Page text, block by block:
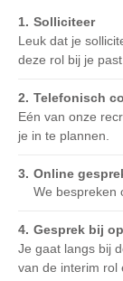
Solliciteer
Leuk dat je
deze rol bij je past.
Telefonisch
Eén van onze
je in te plannen.
Online
We bespreken
Gesprek bij
Je gaat langs bij
van de interim rol